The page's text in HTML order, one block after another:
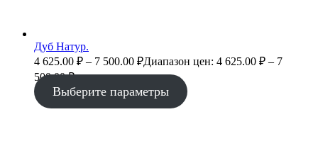
Дуб Натур.
4 625.00 ₽ – 7 500.00 ₽Диапазон цен: 4 625.00 ₽ – 7
500.00 ₽
Выберите параметры